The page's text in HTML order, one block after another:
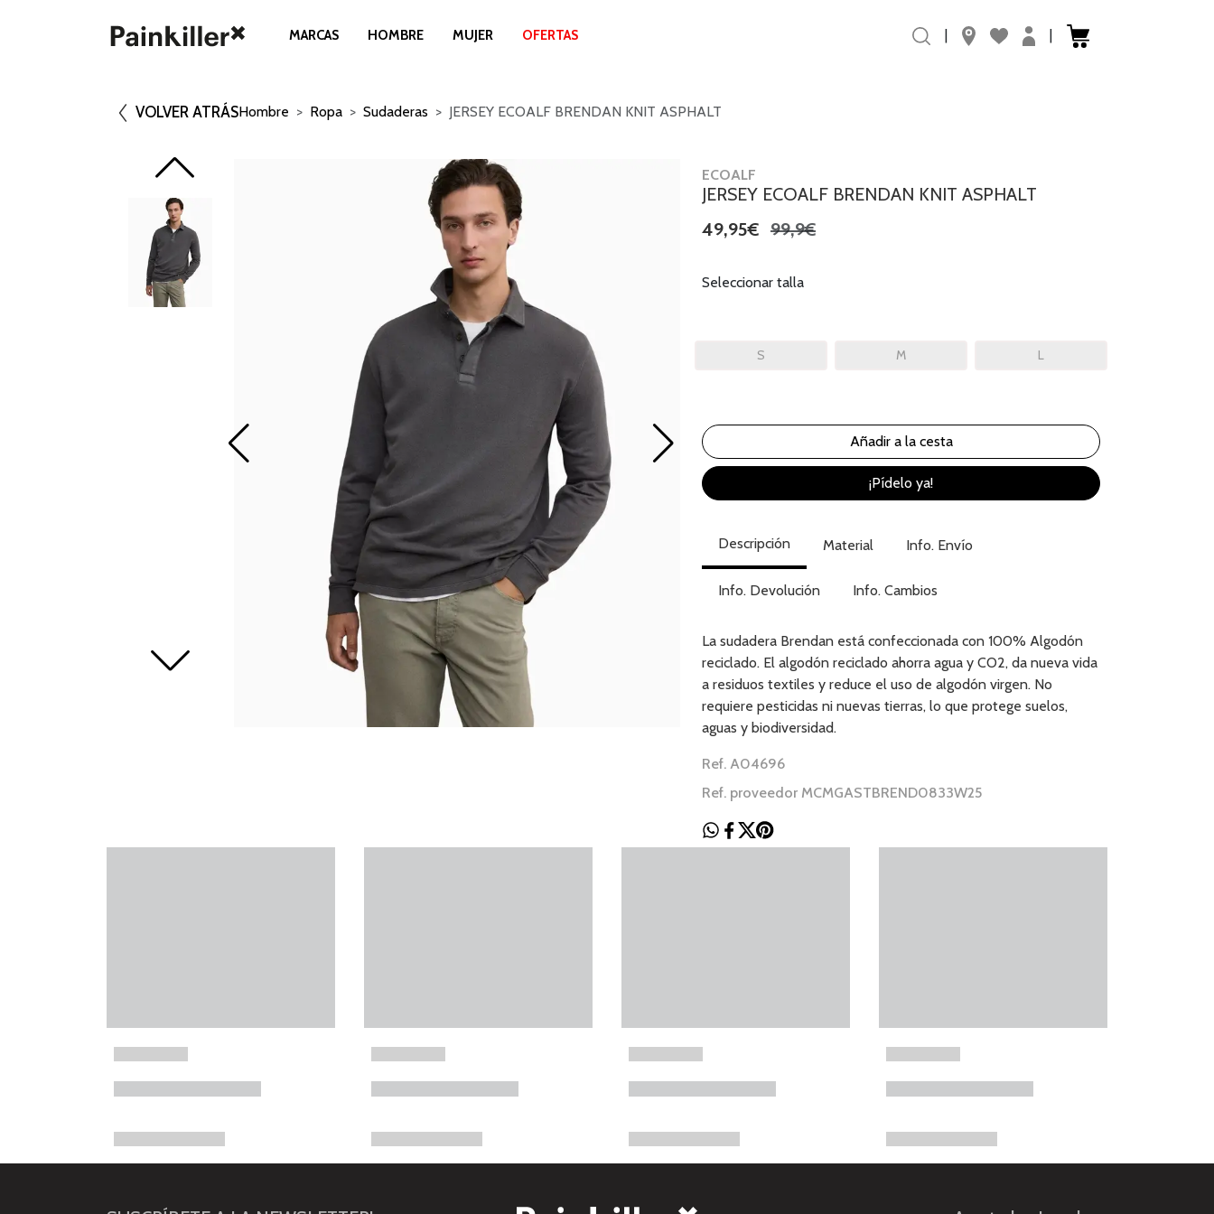
MARCAS HOMBRE MUJER OFERTAS | |
VOLVER ATRÁSHombre Ropa Sudaderas JERSEY ECOALF BRENDAN KNIT ASPHALT
ECOALF
JERSEY ECOALF BRENDAN KNIT ASPHALT
49,95€ 99,9€
Seleccionar talla
S M L
¡Pídelo ya!
Descripción Material Info. Envío
Info. Devolución Info. Cambios
La sudadera Brendan está confeccionada con 100% Algodón
reciclado. El algodón reciclado ahorra agua y CO2, da nueva vida
a residuos textiles y reduce el uso de algodón virgen. No
requiere pesticidas ni nuevas tierras, lo que protege suelos,
aguas y biodiversidad.
Ref. A04696
Ref. proveedor MCMGASTBREND0833W25